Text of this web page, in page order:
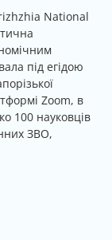
National
під егідою
Zoom, в
100 науковців
ЗВО,